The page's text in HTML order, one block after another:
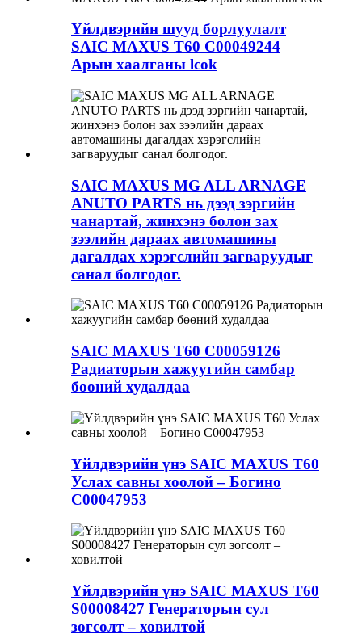
Үйлдвэрийн шууд борлуулалт
SAIC MAXUS T60 C00049244
Арын хаалганы lcok
SAIC MAXUS MG ALL ARNAGE
ANUTO PARTS нь дээд зэргийн
чанартай, жинхэнэ болон зах
зээлийн дараах автомашины
дагалдах хэрэгслийн загваруудыг
санал болгодог.
SAIC MAXUS T60 C00059126
Радиаторын хажуугийн самбар
бөөний худалдаа
Үйлдвэрийн үнэ SAIC MAXUS T60
Услах савны хоолой – Богино
C00047953
Үйлдвэрийн үнэ SAIC MAXUS T60
S00008427 Генераторын сул
зогсолт – ховилтой